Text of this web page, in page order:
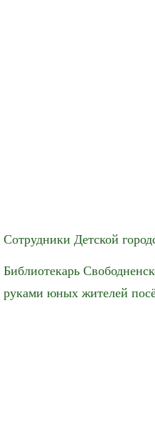
Сотрудники Детской
Библиотекарь
руками юных жителей